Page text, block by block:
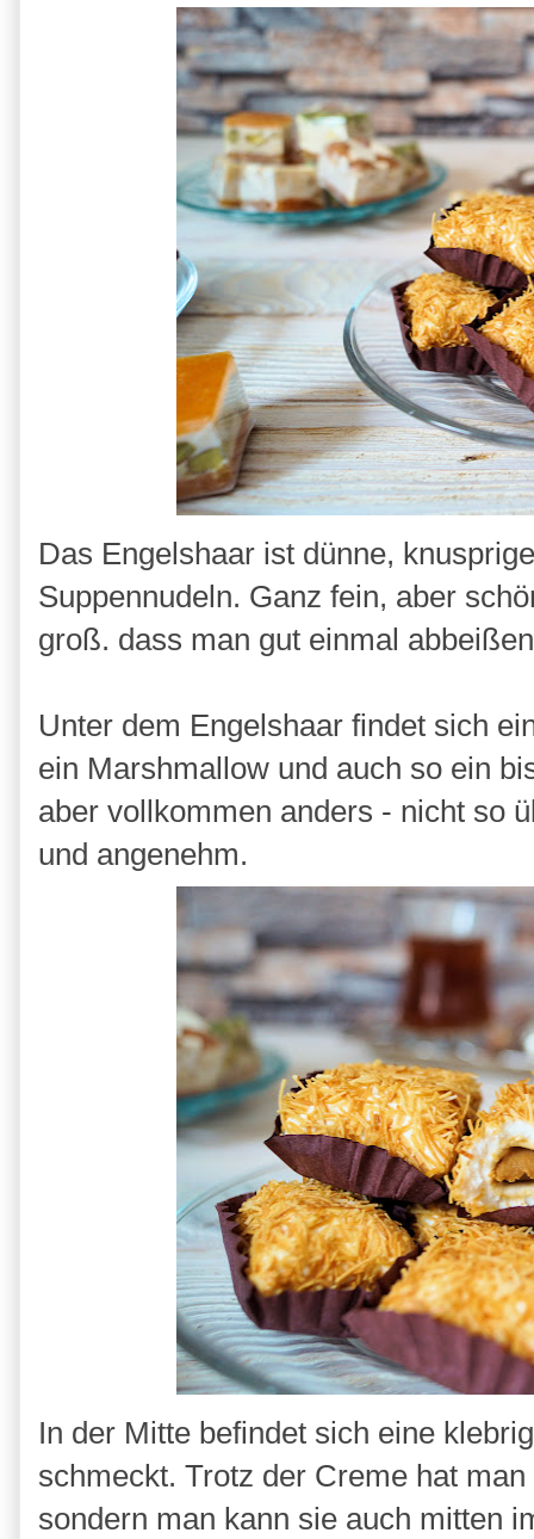
Das Engelshaar ist dünne,
Suppennudeln. Ganz fein, aber
groß. dass man gut einmal
Unter dem Engelshaar findet sich
ein Marshmallow und auch so ein
aber vollkommen anders - nicht so
und angenehm.
In der Mitte befindet sich eine
schmeckt. Trotz der Creme hat
sondern man kann sie auch mitten